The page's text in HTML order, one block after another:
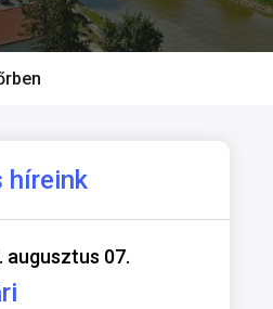
híreink
augusztus 07.